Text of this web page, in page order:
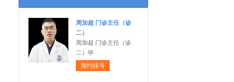
周加超 门诊主任（诊
二）
周加超 门诊主任（诊
二）毕
预约挂号